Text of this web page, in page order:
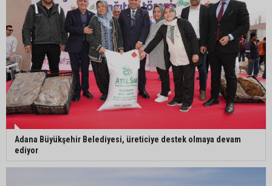
Mustafa Özkan: "Yüreğir Belediye Başkan
Vekilliği seçimine ilişkin hukuki süreç başlatıldı"
Adana Büyükşehir Belediyesi, üreticiye destek olmaya devam
ediyor